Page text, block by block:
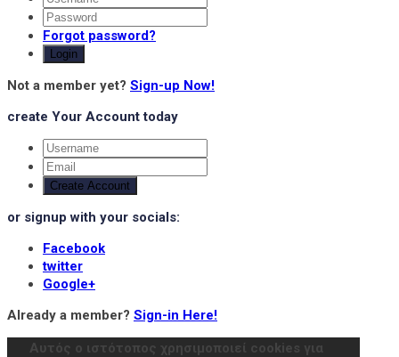
Forgot password?
Login
Not a member yet? Sign-up Now!
create Your Account today
Create Account
or signup with your socials:
Facebook
twitter
Google+
Already a member? Sign-in Here!
Αυτός ο ιστότοπος χρησιμοποιεί cookies για